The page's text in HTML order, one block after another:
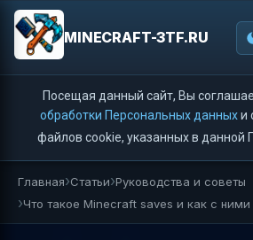
MINECRAFT-3TF.RU
Посещая данный сайт, Вы
обработки Персональных данныхи
файлов cookie, указанных в данной
Главная Статьи Руководства и советы
Что такое Minecraft saves и как с ними